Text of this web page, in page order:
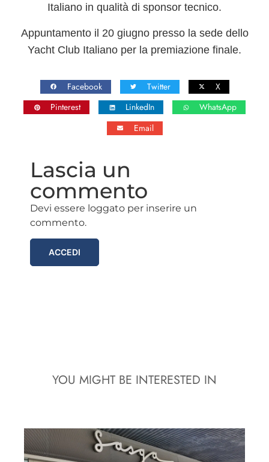
Italiano in qualità di sponsor tecnico.
Appuntamento il 20 giugno presso la sede dello
Yacht Club Italiano per la premiazione finale.
Facebook Twitter
X
Pinterest
LinkedIn
WhatsApp
Email
Lascia un
commento
Devi essere loggato per inserire un
commento.
ACCEDI
YOU MIGHT BE INTERESTED IN